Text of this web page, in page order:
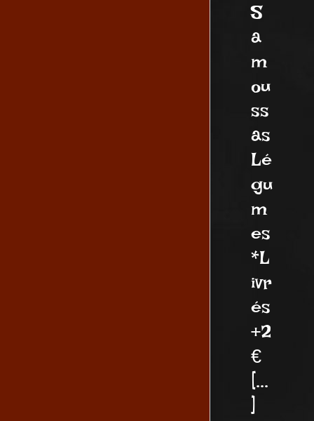
S
a
m
ou
ss
as
Lé
gu
m
es
*L
ivr
és
+2
€
[...
]